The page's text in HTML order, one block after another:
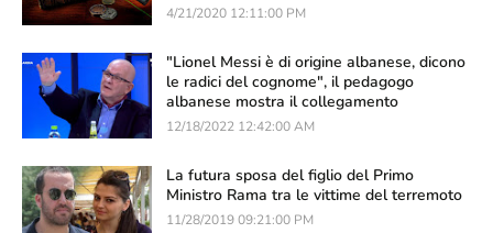
4/21/2020 12:11:00 PM
"Lionel Messi è di origine albanese, dicono
le radici del cognome", il pedagogo
albanese mostra il collegamento
12/18/2022 12:42:00 AM
La futura sposa del figlio del Primo
Ministro Rama tra le vittime del terremoto
11/28/2019 09:21:00 PM